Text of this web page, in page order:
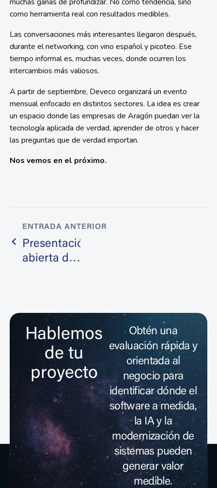
como herramienta real con resultados medibles.
Las conversaciones más interesantes llegaron después,
durante el networking, con vino español y picoteo. Ese
tiempo informal es, muchas veces, donde ocurren los
intercambios más valiosos.
A partir de septiembre, Deveco organizará un evento
mensual enfocado en distintos sectores. La idea es crear
un espacio donde las empresas de Aragón puedan ver la
tecnología aplicada de verdad, aprender de otros y hacer
las preguntas que de verdad importan.
Nos vemos en el próximo.
ENTRADA ANTERIOR
Presentación
abierta de
proyecto EVAR-
Twin
Hablemos
de tu
proyecto
Obtén una
evaluación rápida y
orientada al
negocio para
identificar dónde el
software a medida,
la IA y la
modernización de
sistemas pueden
generar valor
medible.